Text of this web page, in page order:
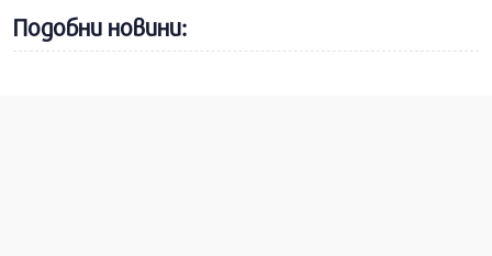
Подобни новини: